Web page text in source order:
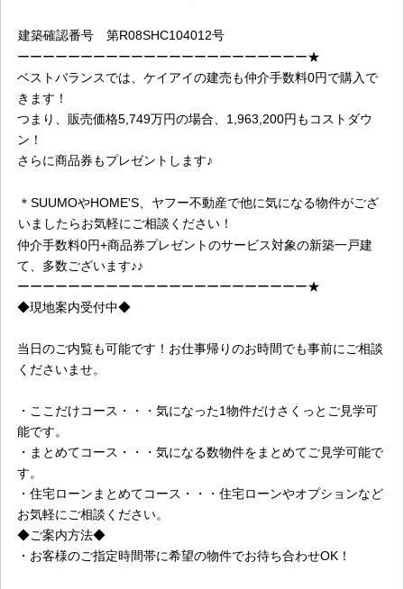
建築確認番号 第R08SHC104012号
ーーーーーーーーーーーーーーーーーーーーーーー★
ベストバランスでは、ケイアイの建売も仲介手数料0円で購入で
きます！
つまり、販売価格5,749万円の場合、1,963,200円もコストダウ
ン！
さらに商品券もプレゼントします♪
＊SUUMOやHOME'S、ヤフー不動産で他に気になる物件がござ
いましたらお気軽にご相談ください！
仲介手数料0円+商品券プレゼントのサービス対象の新築一戸建
て、多数ございます♪♪
ーーーーーーーーーーーーーーーーーーーーーーー★
◆現地案内受付中◆
当日のご内覧も可能です！お仕事帰りのお時間でも事前にご相談
くださいませ。
・ここだけコース・・・気になった1物件だけさくっとご見学可
能です。
・まとめてコース・・・気になる数物件をまとめてご見学可能で
す。
・住宅ローンまとめてコース・・・住宅ローンやオプションなど
お気軽にご相談ください。
◆ご案内方法◆
・お客様のご指定時間帯に希望の物件でお待ち合わせOK！